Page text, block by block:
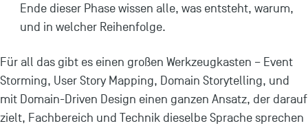
Ende dieser Phase wissen alle, was entsteht, warum,
und in welcher Reihenfolge.
Für all das gibt es einen großen Werkzeugkasten – Event
Storming, User Story Mapping, Domain Storytelling, und
mit Domain-Driven Design einen ganzen Ansatz, der darauf
zielt, Fachbereich und Technik dieselbe Sprache sprechen